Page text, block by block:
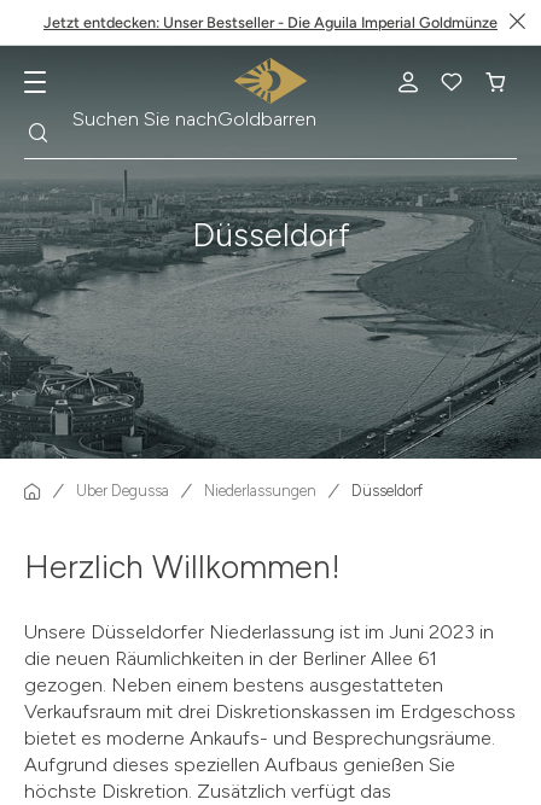
Jetzt entdecken: Unser Bestseller - Die Aguila Imperial Goldmünze
Suchen Sie nach
Krügerrand
Düsseldorf
Über Degussa Niederlassungen Düsseldorf
Herzlich Willkommen!
Unsere Düsseldorfer Niederlassung ist im Juni 2023 in
die neuen Räumlichkeiten in der Berliner Allee 61
gezogen. Neben einem bestens ausgestatteten
Verkaufsraum mit drei Diskretionskassen im Erdgeschoss
bietet es moderne Ankaufs- und Besprechungsräume.
Aufgrund dieses speziellen Aufbaus genießen Sie
höchste Diskretion. Zusätzlich verfügt das